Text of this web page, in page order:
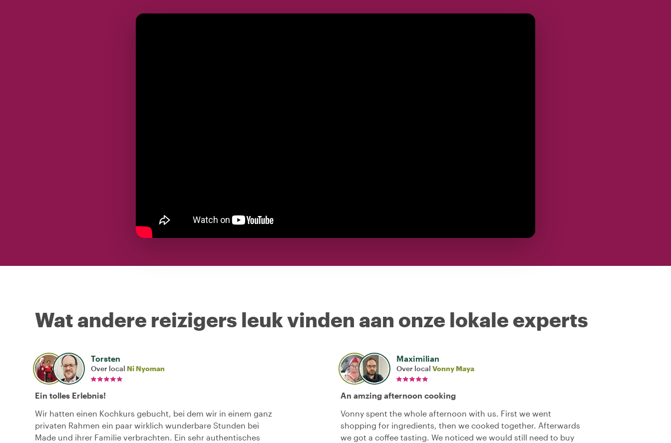
Wat andere reizigers leuk vinden aan onze lokale experts
Torsten
Over local Ni Nyoman
Ein tolles Erlebnis!
Wir hatten einen Kochkurs gebucht, bei dem wir in einem ganz
privaten Rahmen ein paar wirklich wunderbare Stunden bei
Made und ihrer Familie verbrachten. Ein sehr authentisches
Maximilian
Over local Vonny Maya
An amzing afternoon cooking
Vonny spent the whole afternoon with us. First we went
shopping for ingredients, then we cooked together. Afterwards
we got a coffee tasting. We noticed we would still need to buy